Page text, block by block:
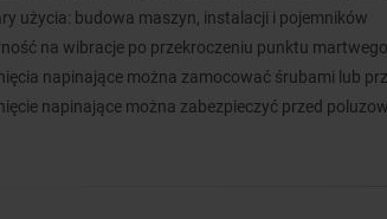
użycia: budowa maszyn, instalacji i pojemników
na wibracje po przekroczeniu punktu martwego
napinające można zamocować śrubami lub
napinające można zabezpieczyć przed